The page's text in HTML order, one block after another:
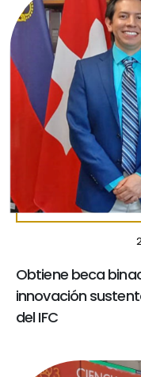
Obtiene beca
innovación
del IFC